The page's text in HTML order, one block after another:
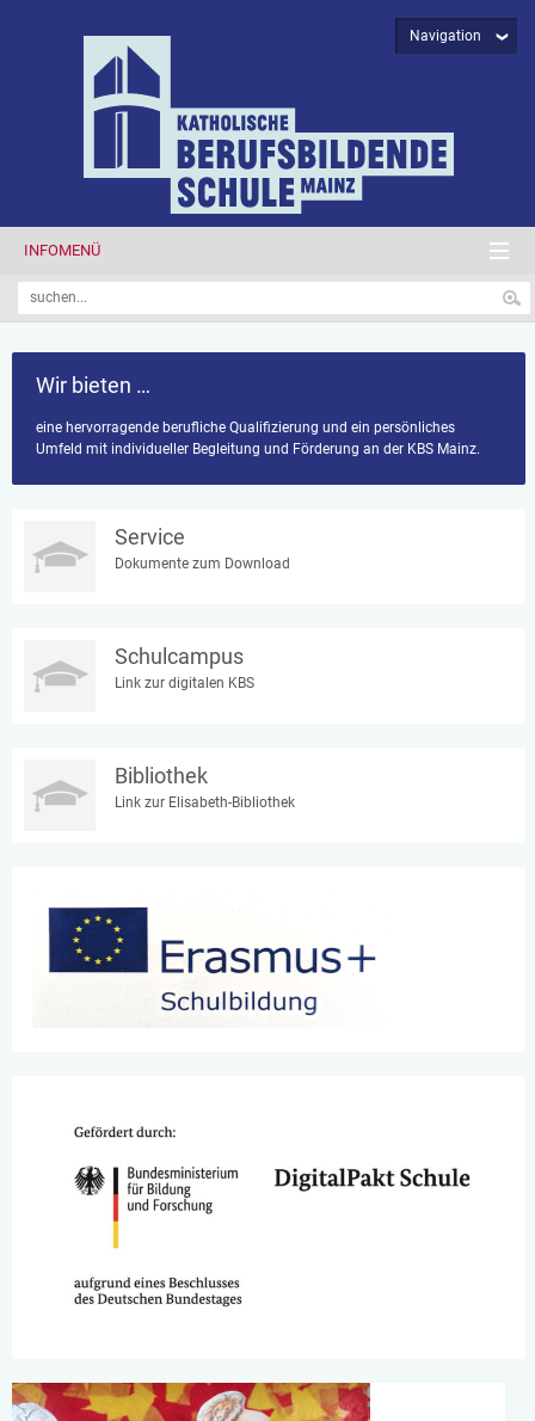
Navigation
INFOMENÜ
Wir bieten …
eine hervorragende berufliche Qualifizierung und ein persönliches
Umfeld mit individueller Begleitung und Förderung an der KBS Mainz.
Service
Dokumente zum Download
Schulcampus
Link zur digitalen KBS
Bibliothek
Link zur Elisabeth-Bibliothek